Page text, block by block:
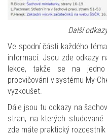
Další
Ve spodní části každého
informací. Jsou zde odkazy
lekce, takže se na
procvičování v systému My-
vyzkoušet.
Dále jsou tu odkazy na
stran, na kterých studované
zde máte praktický